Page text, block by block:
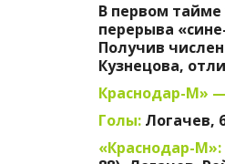
В первом тайме
перерыва
Получив
Кузнецова,
Краснодар-М»
Голы: Логачев,
«Краснодар-М»: